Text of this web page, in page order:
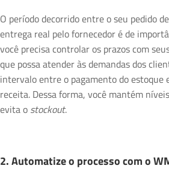
O período decorrido entre o seu pedido
entrega real pelo fornecedor é de
você precisa controlar os prazos com
que possa atender às demandas dos
intervalo entre o pagamento do estoque
receita. Dessa forma, você mantém
evita o stockout.
2. Automatize o processo com o